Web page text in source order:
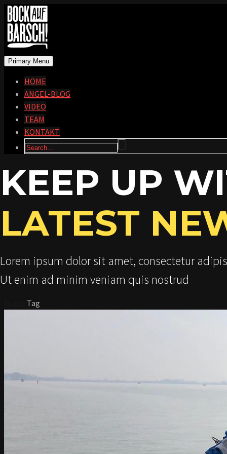
Primary Menu
HOME
ANGEL-BLOG
VIDEO
TEAM
KONTAKT
KEEP UP
LATEST
Lorem ipsum dolor sit amet, consectetur
Ut enim ad minim veniam quis nostrud
Tag